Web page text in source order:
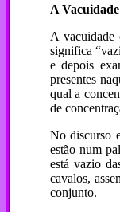
A
A vacuidade
significa
e depois
presentes
qual a
de
No discurso
estão num
está vazio
cavalos,
conjunto.